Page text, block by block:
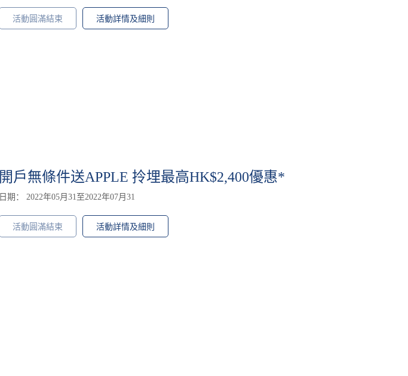
活動圓滿結束 活動詳情及細則
開戶無條件送APPLE 拎埋最高HK$2,400優惠*
日期： 2022年05月31至2022年07月31
活動圓滿結束 活動詳情及細則